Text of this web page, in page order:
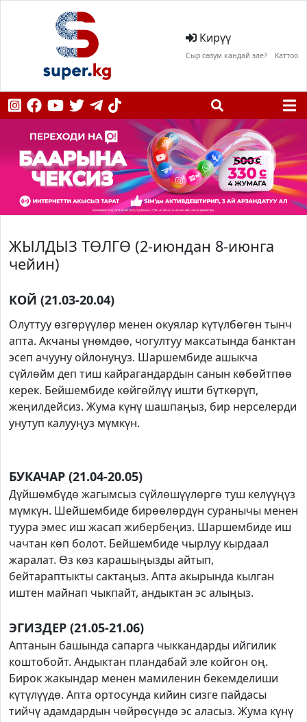
Кирүү
Сыр сөзүм кандай эле? Каттоо
ЖЫЛДЫЗ ТӨЛГӨ (2-июндан 8-июнга
чейин)
КОЙ (21.03-20.04)
Олуттуу өзгөрүүлөр менен окуялар күтүлбөгөн тынч
апта. Акчаны үнөмдөө, чогултуу максатында банктан
эсеп ачууну ойлонуңуз. Шаршембиде ашыкча
сүйлөйм деп тиш кайрагандардын санын көбөйтпөө
керек. Бейшембиде көйгөйлүү ишти бүткөрүп,
жеңилдейсиз. Жума күнү шашпаңыз, бир нерселерди
унутуп калууңуз мүмкүн.
БУКАЧАР (21.04-20.05)
Дүйшөмбүдө жагымсыз сүйлөшүүлөргө туш келүүңүз
мүмкүн. Шейшембиде бирөөлөрдүн суранычы менен
туура эмес иш жасап жибербеңиз. Шаршембиде иш
чачтан көп болот. Бейшембиде чырлуу кырдаал
жаралат. Өз көз карашыңызды айтып,
бейтараптыкты сактаңыз. Апта акырында кылган
иштен майнап чыкпайт, андыктан эс алыңыз.
ЭГИЗДЕР (21.05-21.06)
Аптанын башында сапарга чыккандарды ийгилик
коштобойт. Андыктан пландабай эле койгон оң.
Бирок жакындар менен мамиленин бекемделиши
күтүлүүдө. Апта ортосунда кийин сизге пайдасы
тийчү адамдардын чөйрөсүндө эс аласыз. Жума күнү